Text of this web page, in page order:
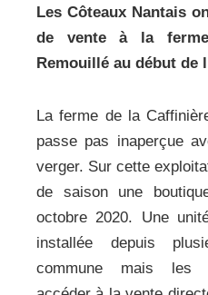
Les Côteaux Nantais
de vente à la
Remouillé au début de
La ferme de la
passe pas inaperçue
verger. Sur cette
de saison une
octobre 2020. Une
installée depuis
commune mais les